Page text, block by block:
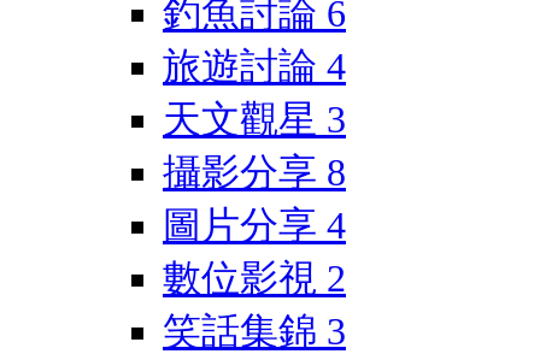
釣魚討論 6
旅遊討論 4
天文觀星 3
攝影分享 8
圖片分享 4
數位影視 2
笑話集錦 3